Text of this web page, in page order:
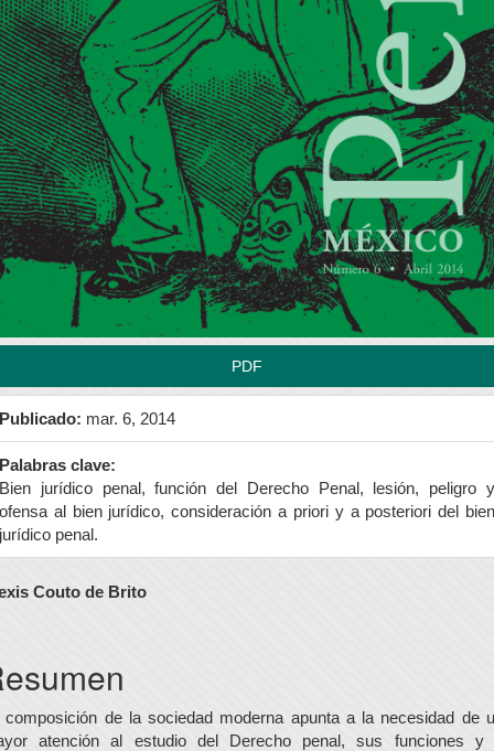
PDF
Publicado: mar. 6, 2014
Palabras clave:
Bien jurídico penal, función del Derecho Penal, lesión, peligro y
ofensa al bien jurídico, consideración a priori y a posteriori del bien
jurídico penal.
Couto de Brito
composición de la sociedad moderna apunta a la necesidad de
atención al estudio del Derecho penal, sus funciones y